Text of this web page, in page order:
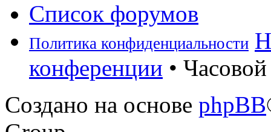
Список форумов
Политика конфиденциальности
конференции •
Создано на основе phpBB